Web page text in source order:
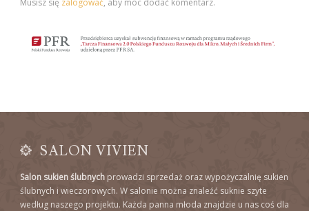
SALON VIVIEN
Salon sukien ślubnych prowadzi sprzedaż oraz wypożyczalnię sukien
ślubnych i wieczorowych. W salonie można znaleźć suknie szyte
według naszego projektu. Każda panna młoda znajdzie u nas coś dla